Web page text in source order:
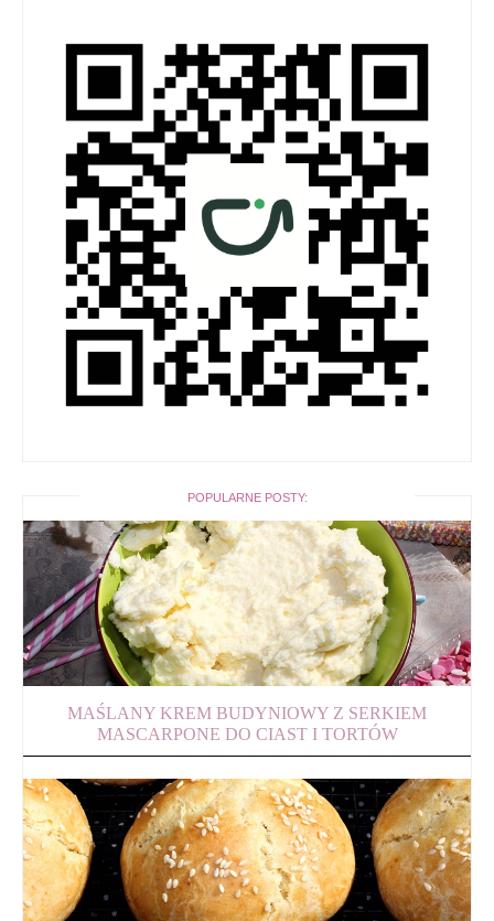
POPULARNE POSTY:
MAŚLANY KREM BUDYNIOWY Z SERKIEM
MASCARPONE DO CIAST I TORTÓW